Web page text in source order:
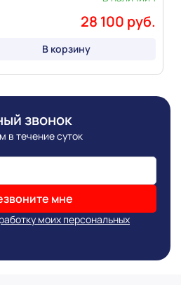
28 100 руб.
В корзину
звонок
в течение суток
мне
моих персональных